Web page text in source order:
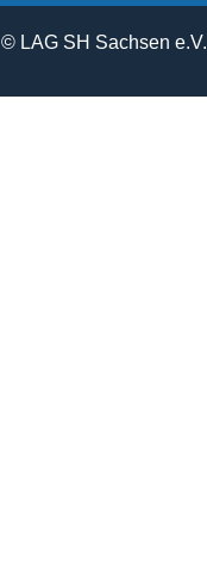
© LAG SH Sachsen e.V.